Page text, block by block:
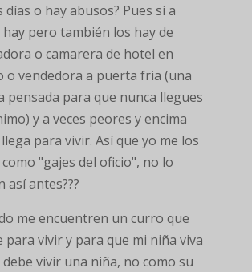
días o hay abusos? Pues sí a
hay pero también los hay de
o camarera de hotel en
o vendedora a puerta fria (una
pensada para que nunca llegues
y a veces peores y encima
para vivir. Así que yo me los
"gajes del oficio", no lo
así antes???
me encuentren un curro que
para vivir y para que mi niña viva
debe vivir una niña, no como su